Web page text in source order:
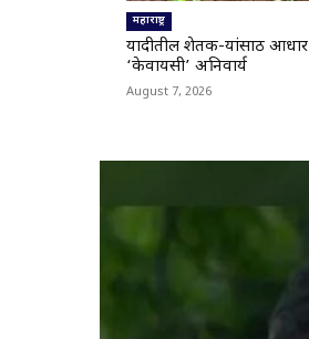
महाराष्ट्र
यादीतील शेतक-यांसाठी आधार
‘केवायसी’ अनिवार्य
August 7, 2026